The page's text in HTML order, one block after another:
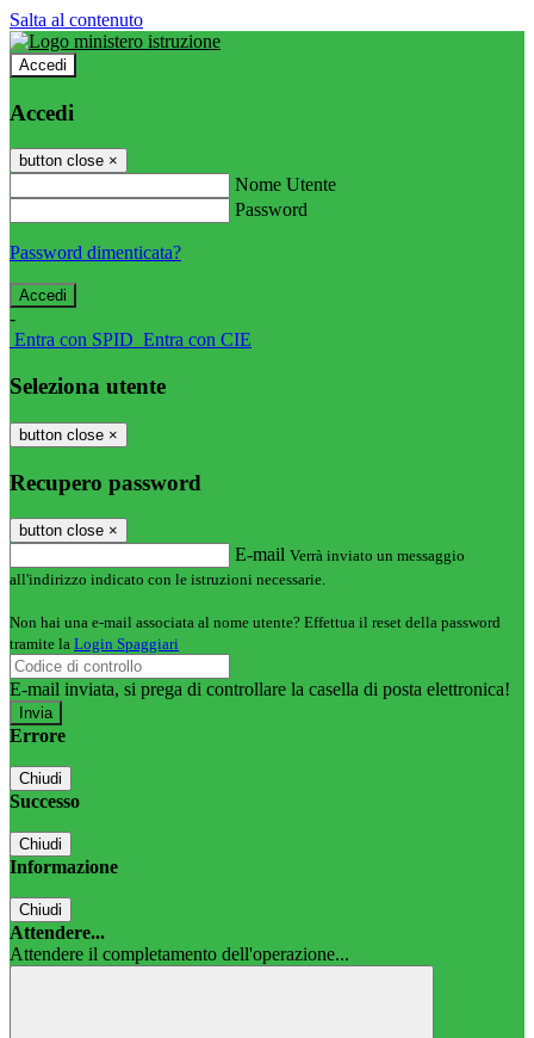
Salta al contenuto
Accedi
Accedi
button close ×
Nome Utente
Password
Password dimenticata?
-
Entra con SPID Entra con CIE
Seleziona utente
button close ×
Recupero password
button close ×
E-mail Verrà inviato un messaggio
all'indirizzo indicato con le istruzioni necessarie.
Non hai una e-mail associata al nome utente? Effettua il reset della password
tramite la Login Spaggiari
E-mail inviata, si prega di controllare la casella di posta elettronica!
Errore
Chiudi
Successo
Chiudi
Informazione
Chiudi
Attendere...
Attendere il completamento dell'operazione...